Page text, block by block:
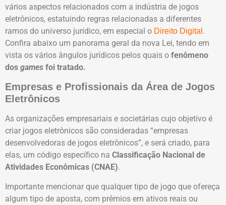
vários aspectos relacionados com a indústria de jogos
eletrônicos, estatuindo regras relacionadas a diferentes
ramos do universo jurídico, em especial o Direito Digital .
Confira abaixo um panorama geral da nova Lei, tendo em
vista os vários ângulos jurídicos pelos quais o fenômeno
dos games foi tratado.
Empresas e Profissionais da Área de Jogos
Eletrônicos
As organizações empresariais e societárias cujo objetivo é
criar jogos eletrônicos são consideradas “empresas
desenvolvedoras de jogos eletrônicos”, e será criado, para
elas, um código específico na Classificação Nacional de
Atividades Econômicas (CNAE).
Importante mencionar que qualquer tipo de jogo que ofereça
algum tipo de aposta, com prêmios em ativos reais ou